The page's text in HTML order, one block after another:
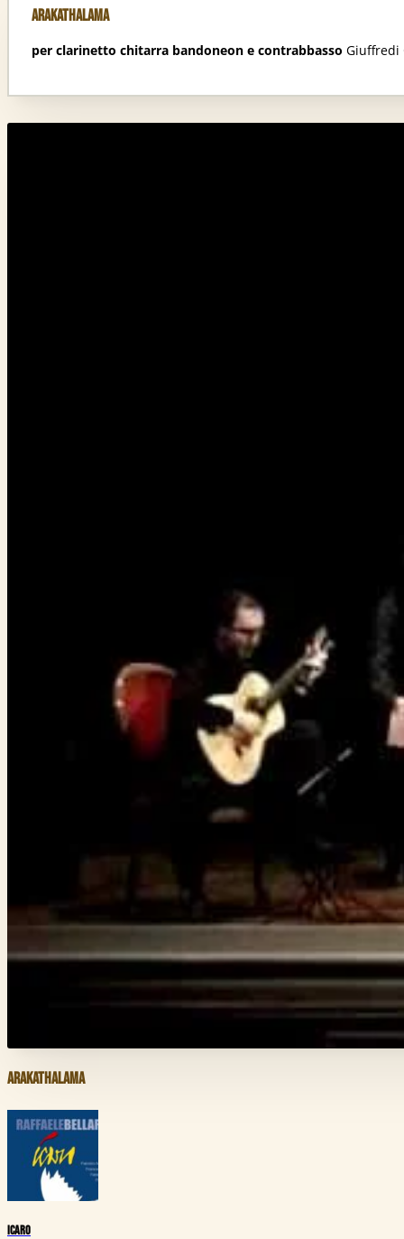
Arakathalama
per clarinetto chitarra bandoneon e contrabbasso Giuffredi
Arakathalama
Icaro